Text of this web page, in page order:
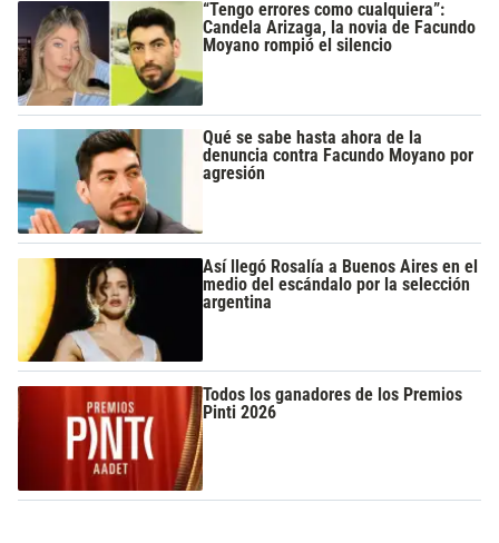
“Tengo errores como cualquiera”:
Candela Arizaga, la novia de Facundo
Moyano rompió el silencio
Qué se sabe hasta ahora de la
denuncia contra Facundo Moyano por
agresión
Así llegó Rosalía a Buenos Aires en el
medio del escándalo por la selección
argentina
Todos los ganadores de los Premios
Pinti 2026